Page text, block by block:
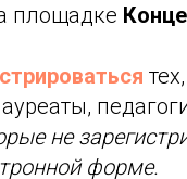
площадке
не
форме.